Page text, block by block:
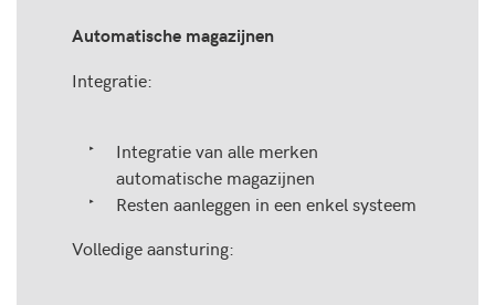
Automatische magazijnen
Integratie:
Integratie van alle merken
automatische magazijnen
Resten aanleggen in een enkel systeem
Volledige aansturing: